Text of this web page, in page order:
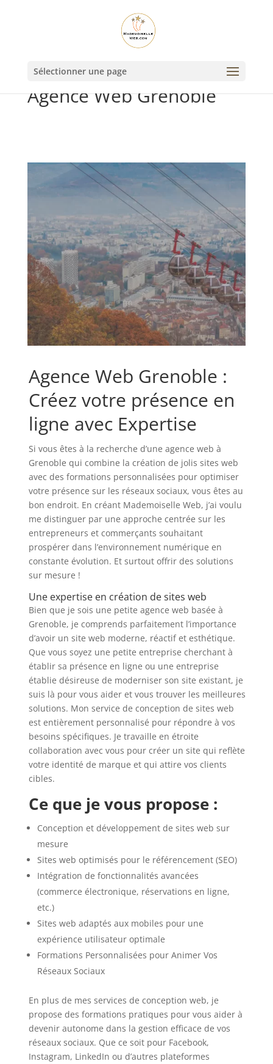
Sélectionner une page
Agence Web Grenoble
Agence Web Grenoble :
Créez votre présence en
ligne avec Expertise
Si vous êtes à la recherche d’une agence web à
Grenoble qui combine la création de jolis sites web
avec des formations personnalisées pour optimiser
votre présence sur les réseaux sociaux, vous êtes au
bon endroit. En créant Mademoiselle Web, j’ai voulu
me distinguer par une approche centrée sur les
entrepreneurs et commerçants souhaitant
prospérer dans l’environnement numérique en
constante évolution. Et surtout offrir des solutions
sur mesure !
Une expertise en création de sites web
Bien que je sois une petite agence web basée à
Grenoble, je comprends parfaitement l’importance
d’avoir un site web moderne, réactif et esthétique.
Que vous soyez une petite entreprise cherchant à
établir sa présence en ligne ou une entreprise
établie désireuse de moderniser son site existant, je
suis là pour vous aider et vous trouver les meilleures
solutions. Mon service de conception de sites web
est entièrement personnalisé pour répondre à vos
besoins spécifiques. Je travaille en étroite
collaboration avec vous pour créer un site qui reflète
votre identité de marque et qui attire vos clients
cibles.
Ce que je vous propose :
Conception et développement de sites web sur
mesure
Sites web optimisés pour le référencement (SEO)
Intégration de fonctionnalités avancées
(commerce électronique, réservations en ligne,
etc.)
Sites web adaptés aux mobiles pour une
expérience utilisateur optimale
Formations Personnalisées pour Animer Vos
Réseaux Sociaux
En plus de mes services de conception web, je
propose des formations pratiques pour vous aider à
devenir autonome dans la gestion efficace de vos
réseaux sociaux. Que ce soit pour Facebook,
Instagram, LinkedIn ou d’autres plateformes